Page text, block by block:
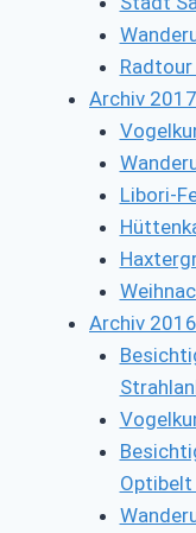
Archiv 2017
Libori-
Archiv 2016
Optibelt